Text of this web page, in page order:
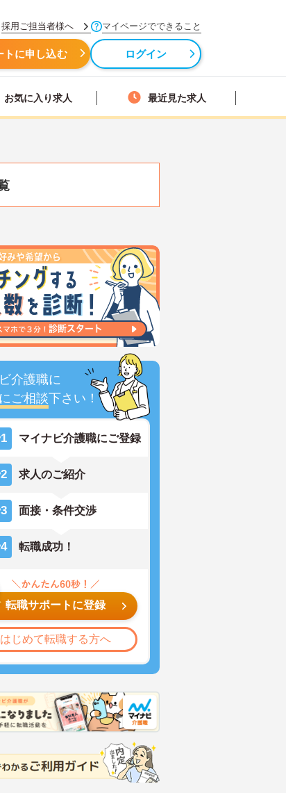
採用ご担当者様へ マイページでできること
トに申し込む ログイン
お気に入り求人 最近見た求人
介護職に
ご相談下さい！
1 マイナビ介護職にご登録
2 求人のご紹介
3 面接・条件交渉
4 転職成功！
転職サポートに登録
はじめて転職する方へ